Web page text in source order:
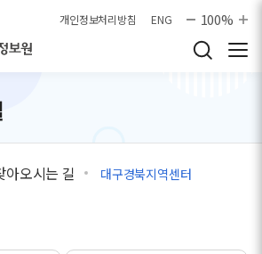
개인정보처리방침 ENG 100%
아오시는 길 대구경북지역센터